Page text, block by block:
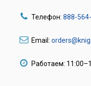
Телефон: 888-
Email:
Работаем: